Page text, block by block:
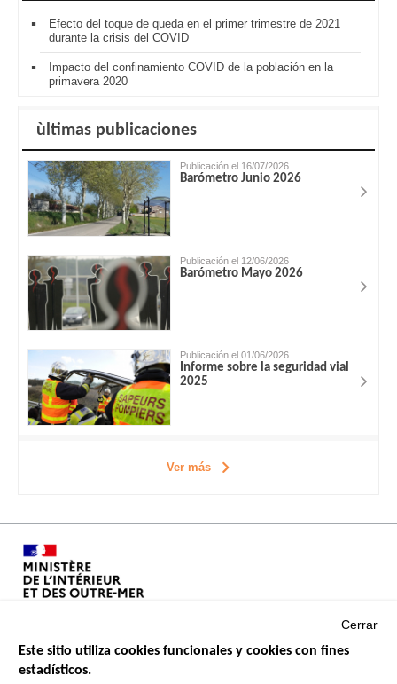
Efecto del toque de queda en el primer trimestre de 2021
durante la crisis del COVID
Impacto del confinamiento COVID de la población en la
primavera 2020
ùltimas publicaciones
Publicación el 16/07/2026
Barómetro Junio 2026
Publicación el 12/06/2026
Barómetro Mayo 2026
Publicación el 01/06/2026
Informe sobre la seguridad vial
2025
Ver más
Cerrar
Este sitio utiliza cookies funcionales y cookies con fines
estadísticos.